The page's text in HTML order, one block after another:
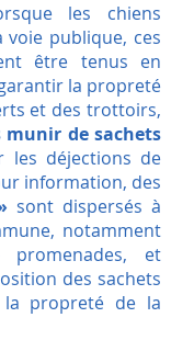
les chiens
publique, ces
être tenus en
la propreté
et des trottoirs,
munir de sachets
les déjections de
information, des
sont dispersés à
notamment
et
des sachets
propreté de la